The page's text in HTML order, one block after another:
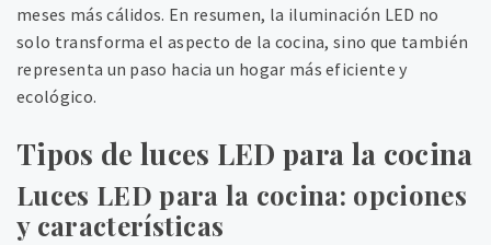
meses más cálidos. En resumen, la iluminación LED no
solo transforma el aspecto de la cocina, sino que también
representa un paso hacia un hogar más eficiente y
ecológico.
Tipos de luces LED para la cocina
Luces LED para la cocina: opciones
y características